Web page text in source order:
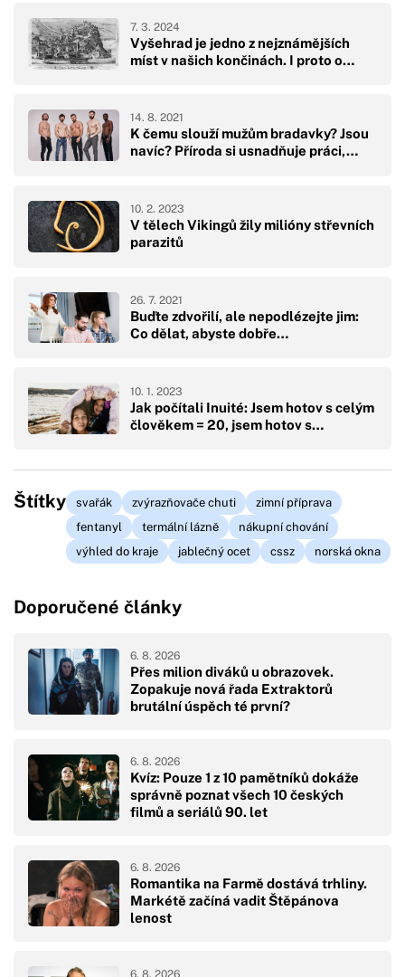
Vyšehrad je jedno z nejznámějších
míst v našich končinách. I proto o…
7. 3. 2024
K čemu slouží mužům bradavky? Jsou
navíc? Příroda si usnadňuje práci,…
14. 8. 2021
V tělech Vikingů žily milióny střevních
parazitů
10. 2. 2023
Buďte zdvořilí, ale nepodlézejte jim:
Co dělat, abyste dobře…
26. 7. 2021
Jak počítali Inuité: Jsem hotov s celým
člověkem = 20, jsem hotov s…
10. 1. 2023
Štítky svařák zvýrazňovače chuti
zimní příprava
fentanyl
termální lázně
nákupní chování
výhled do kraje
jablečný ocet cssz norská okna
Doporučené články
Přes milion diváků u obrazovek.
Zopakuje nová řada Extraktorů
brutální úspěch té první?
6. 8. 2026
Kvíz: Pouze 1 z 10 pamětníků dokáže
správně poznat všech 10 českých
filmů a seriálů 90. let
6. 8. 2026
Romantika na Farmě dostává trhliny.
Markétě začíná vadit Štěpánova
lenost
6. 8. 2026